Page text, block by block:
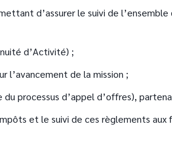
d’assurer le suivi de
d’Activité) ;
l’avancement de la mission ;
processus d’appel d’offres),
et le suivi de ces règlements aux